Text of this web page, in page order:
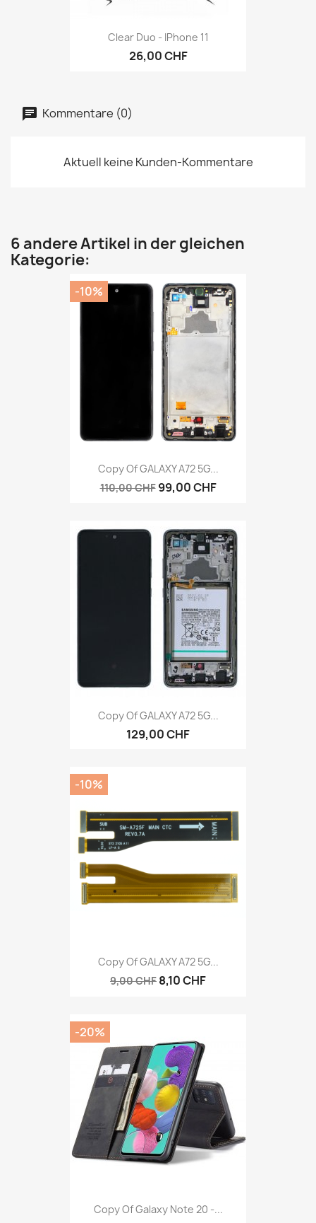
Clear Duo - IPhone 11
26,00 CHF
Kommentare (0)
Aktuell keine Kunden-Kommentare
6 andere Artikel in der gleichen
Kategorie:
Copy Of GALAXY A72 5G...
110,00 CHF 99,00 CHF
-10%
Copy Of GALAXY A72 5G...
129,00 CHF
Copy Of GALAXY A72 5G...
9,00 CHF 8,10 CHF
-10%
Copy Of Galaxy Note 20 -...
-20%